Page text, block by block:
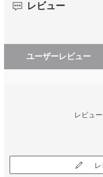
レビュー
ユーザーレビュー
レビュ